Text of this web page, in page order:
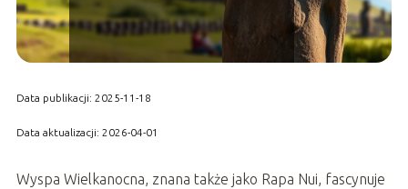
Data publikacji: 2025-11-18
Data aktualizacji: 2026-04-01
Wyspa Wielkanocna, znana także jako Rapa Nui, fascynuje